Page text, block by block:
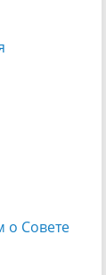
о Cовете